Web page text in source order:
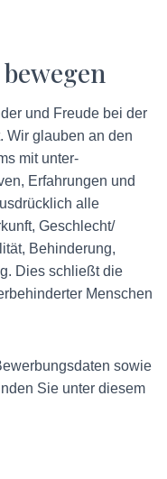
und Freude bei der
Wir glauben an den
mit unter­
Erfahrungen und
alle
Geschlecht/​
Behinderung,
Dies schließt die
Menschen
sowie
Sie unter diesem